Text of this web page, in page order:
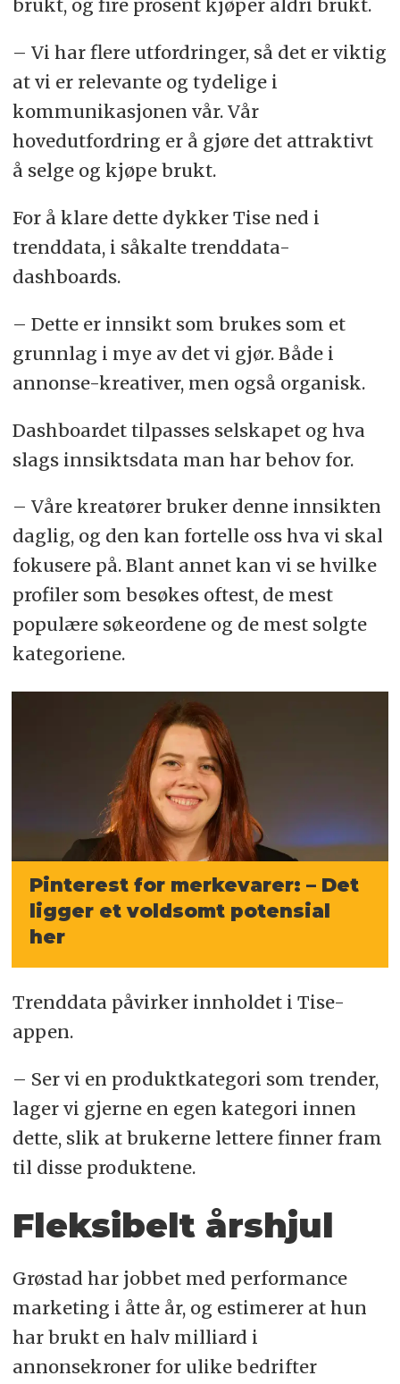
brukt, og fire prosent kjøper aldri brukt.
– Vi har flere utfordringer, så det er viktig
at vi er relevante og tydelige i
kommunikasjonen vår. Vår
hovedutfordring er å gjøre det attraktivt
å selge og kjøpe brukt.
For å klare dette dykker Tise ned i
trenddata, i såkalte trenddata-
dashboards.
– Dette er innsikt som brukes som et
grunnlag i mye av det vi gjør. Både i
annonse-kreativer, men også organisk.
Dashboardet tilpasses selskapet og hva
slags innsiktsdata man har behov for.
– Våre kreatører bruker denne innsikten
daglig, og den kan fortelle oss hva vi skal
fokusere på. Blant annet kan vi se hvilke
profiler som besøkes oftest, de mest
populære søkeordene og de mest solgte
kategoriene.
Pinterest for merkevarer: – Det
ligger et voldsomt potensial
her
Trenddata påvirker innholdet i Tise-
appen.
– Ser vi en produktkategori som trender,
lager vi gjerne en egen kategori innen
dette, slik at brukerne lettere finner fram
til disse produktene.
Fleksibelt årshjul
Grøstad har jobbet med performance
marketing i åtte år, og estimerer at hun
har brukt en halv milliard i
annonsekroner for ulike bedrifter